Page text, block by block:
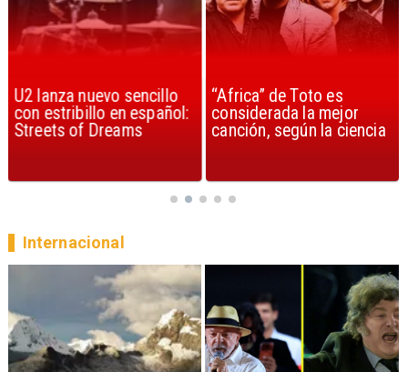
U2 lanza nuevo sencillo
con estribillo en español:
Streets of Dreams
“Africa” de Toto es
considerada la mejor
canción, según la ciencia
Internacional